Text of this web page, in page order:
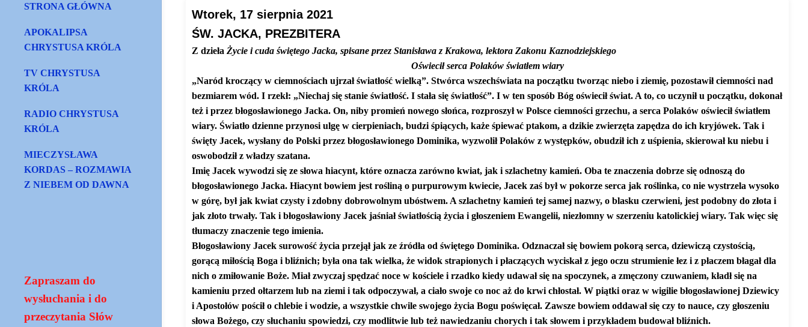
Wtorek, 17 sierpnia 2021
ŚW. JACKA, PREZBITERA
Z dziełaŻycie i cuda świętego Jacka, spisane przez Stanisława z Krakowa, lektora Zakonu Kaznodziejskiego
Oświecił serca Polaków światłem wiary
„Naród kroczący w ciemnościach ujrzał światłość wielką”. Stwórca wszechświata na początku tworząc niebo i ziemię, pozostawił ciemności nad
bezmiarem wód. I rzekł: „Niechaj się stanie światłość. I stała się światłość”. I w ten sposób Bóg oświecił świat. A to, co uczynił u początku, dokonał
też i przez błogosławionego Jacka. On, niby promień nowego słońca, rozproszył w Polsce ciemności grzechu, a serca Polaków oświecił światłem
wiary. Światło dzienne przynosi ulgę w cierpieniach, budzi śpiących, każe śpiewać ptakom, a dzikie zwierzęta zapędza do ich kryjówek. Tak i
święty Jacek, wysłany do Polski przez błogosławionego Dominika, wyzwolił Polaków z występków, obudził ich z uśpienia, skierował ku niebu i
oswobodził z władzy szatana.
Imię Jacek wywodzi się ze słowa hiacynt, które oznacza zarówno kwiat, jak i szlachetny kamień. Oba te znaczenia dobrze się odnoszą do
błogosławionego Jacka. Hiacynt bowiem jest rośliną o purpurowym kwiecie, Jacek zaś był w pokorze serca jak roślinka, co nie wystrzela wysoko
w górę, był jak kwiat czysty i zdobny dobrowolnym ubóstwem. A szlachetny kamień tej samej nazwy, o blasku czerwieni, jest podobny do złota i
jak złoto trwały. Tak i błogosławiony Jacek jaśniał światłością życia i głoszeniem Ewangelii, niezłomny w szerzeniu katolickiej wiary. Tak więc się
tłumaczy znaczenie tego imienia.
Błogosławiony Jacek surowość życia przejął jak ze źródła od świętego Dominika. Odznaczał się bowiem pokorą serca, dziewiczą czystością,
gorącą miłością Boga i bliźnich; była ona tak wielka, że widok strapionych i płaczących wyciskał z jego oczu strumienie łez i z płaczem błagał dla
nich o zmiłowanie Boże. Miał zwyczaj spędzać noce w kościele i rzadko kiedy udawał się na spoczynek, a zmęczony czuwaniem, kładł się na
kamieniu przed ołtarzem lub na ziemi i tak odpoczywał, a ciało swoje co noc aż do krwi chłostał. W piątki oraz w wigilie błogosławionej Dziewicy
i Apostołów pościł o chlebie i wodzie, a wszystkie chwile swojego życia Bogu poświęcał. Zawsze bowiem oddawał się czy to nauce, czy głoszeniu
słowa Bożego, czy słuchaniu spowiedzi, czy modlitwie lub też nawiedzaniu chorych i tak słowem i przykładem budował bliźnich.
STRONA GŁÓWNA
APOKALIPSA
CHRYSTUSA KRÓLA
TV CHRYSTUSA
KRÓLA
RADIO CHRYSTUSA
KRÓLA
MIECZYSŁAWA
KORDAS – ROZMAWIA
Z NIEBEM OD DAWNA
Zapraszam do
wysłuchania i do
przeczytania Słów